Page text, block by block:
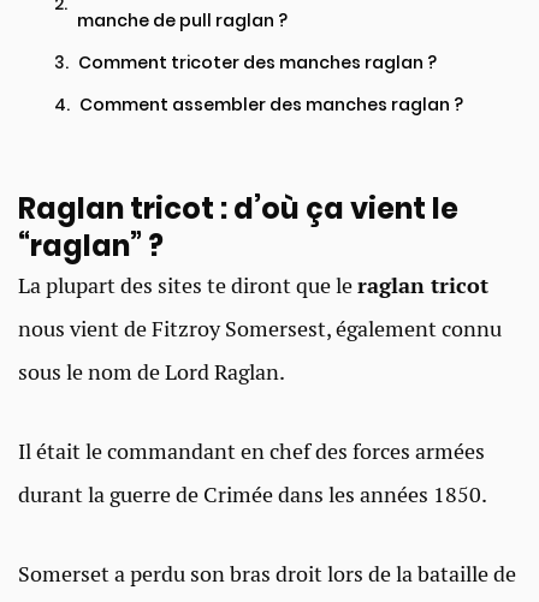
manche de pull raglan ?​
Comment tricoter des manches raglan ?​
Comment assembler des manches raglan ?​
Raglan tricot : d’où ça vient le
“raglan” ?
La plupart des sites te diront que leraglan tricot
nous vient de Fitzroy Somersest, également connu
sous le nom de Lord Raglan.
Il était le commandant en chef des forces armées
durant la guerre de Crimée dans les années 1850.
Somerset a perdu son bras droit lors de la bataille de